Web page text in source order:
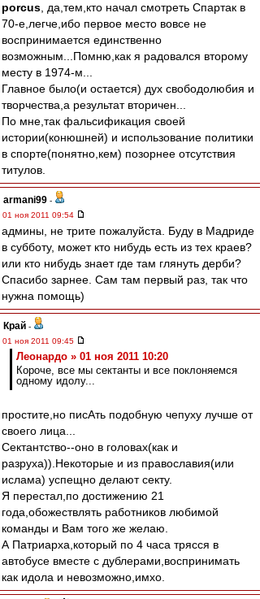
porcus , да,тем,кто начал смотреть Спартак в
70-е,легче,ибо первое место вовсе не
воспринимается единственно
возможным...Помню,как я радовался второму
месту в 1974-м...
Главное было(и остается) дух свободолюбия и
творчества,а результат вторичен...
По мне,так фальсификация своей
истории(конюшней) и использование политики
в спорте(понятно,кем) позорнее отсутствия
титулов.
armani99 -
01 ноя 2011 09:54
админы, не трите пожалуйста. Буду в Мадриде
в субботу, может кто нибудь есть из тех краев?
или кто нибудь знает где там глянуть дерби?
Спасибо зарнее. Сам там первый раз, так что
нужна помощь)
Край -
01 ноя 2011 09:45
Леонардо » 01 ноя 2011 10:20
Короче, все мы сектанты и все поклоняемся
одному идолу...
простите,но писАть подобную чепуху лучше от
своего лица...
Сектантство--оно в головах(как и
разруха)).Некоторые и из православия(или
ислама) успещно делают секту.
Я перестал,по достижению 21
года,обожествлять работников любимой
команды и Вам того же желаю.
А Патриарха,который по 4 часа трясся в
автобусе вместе с дублерами,воспринимать
как идола и невозможно,имхо.